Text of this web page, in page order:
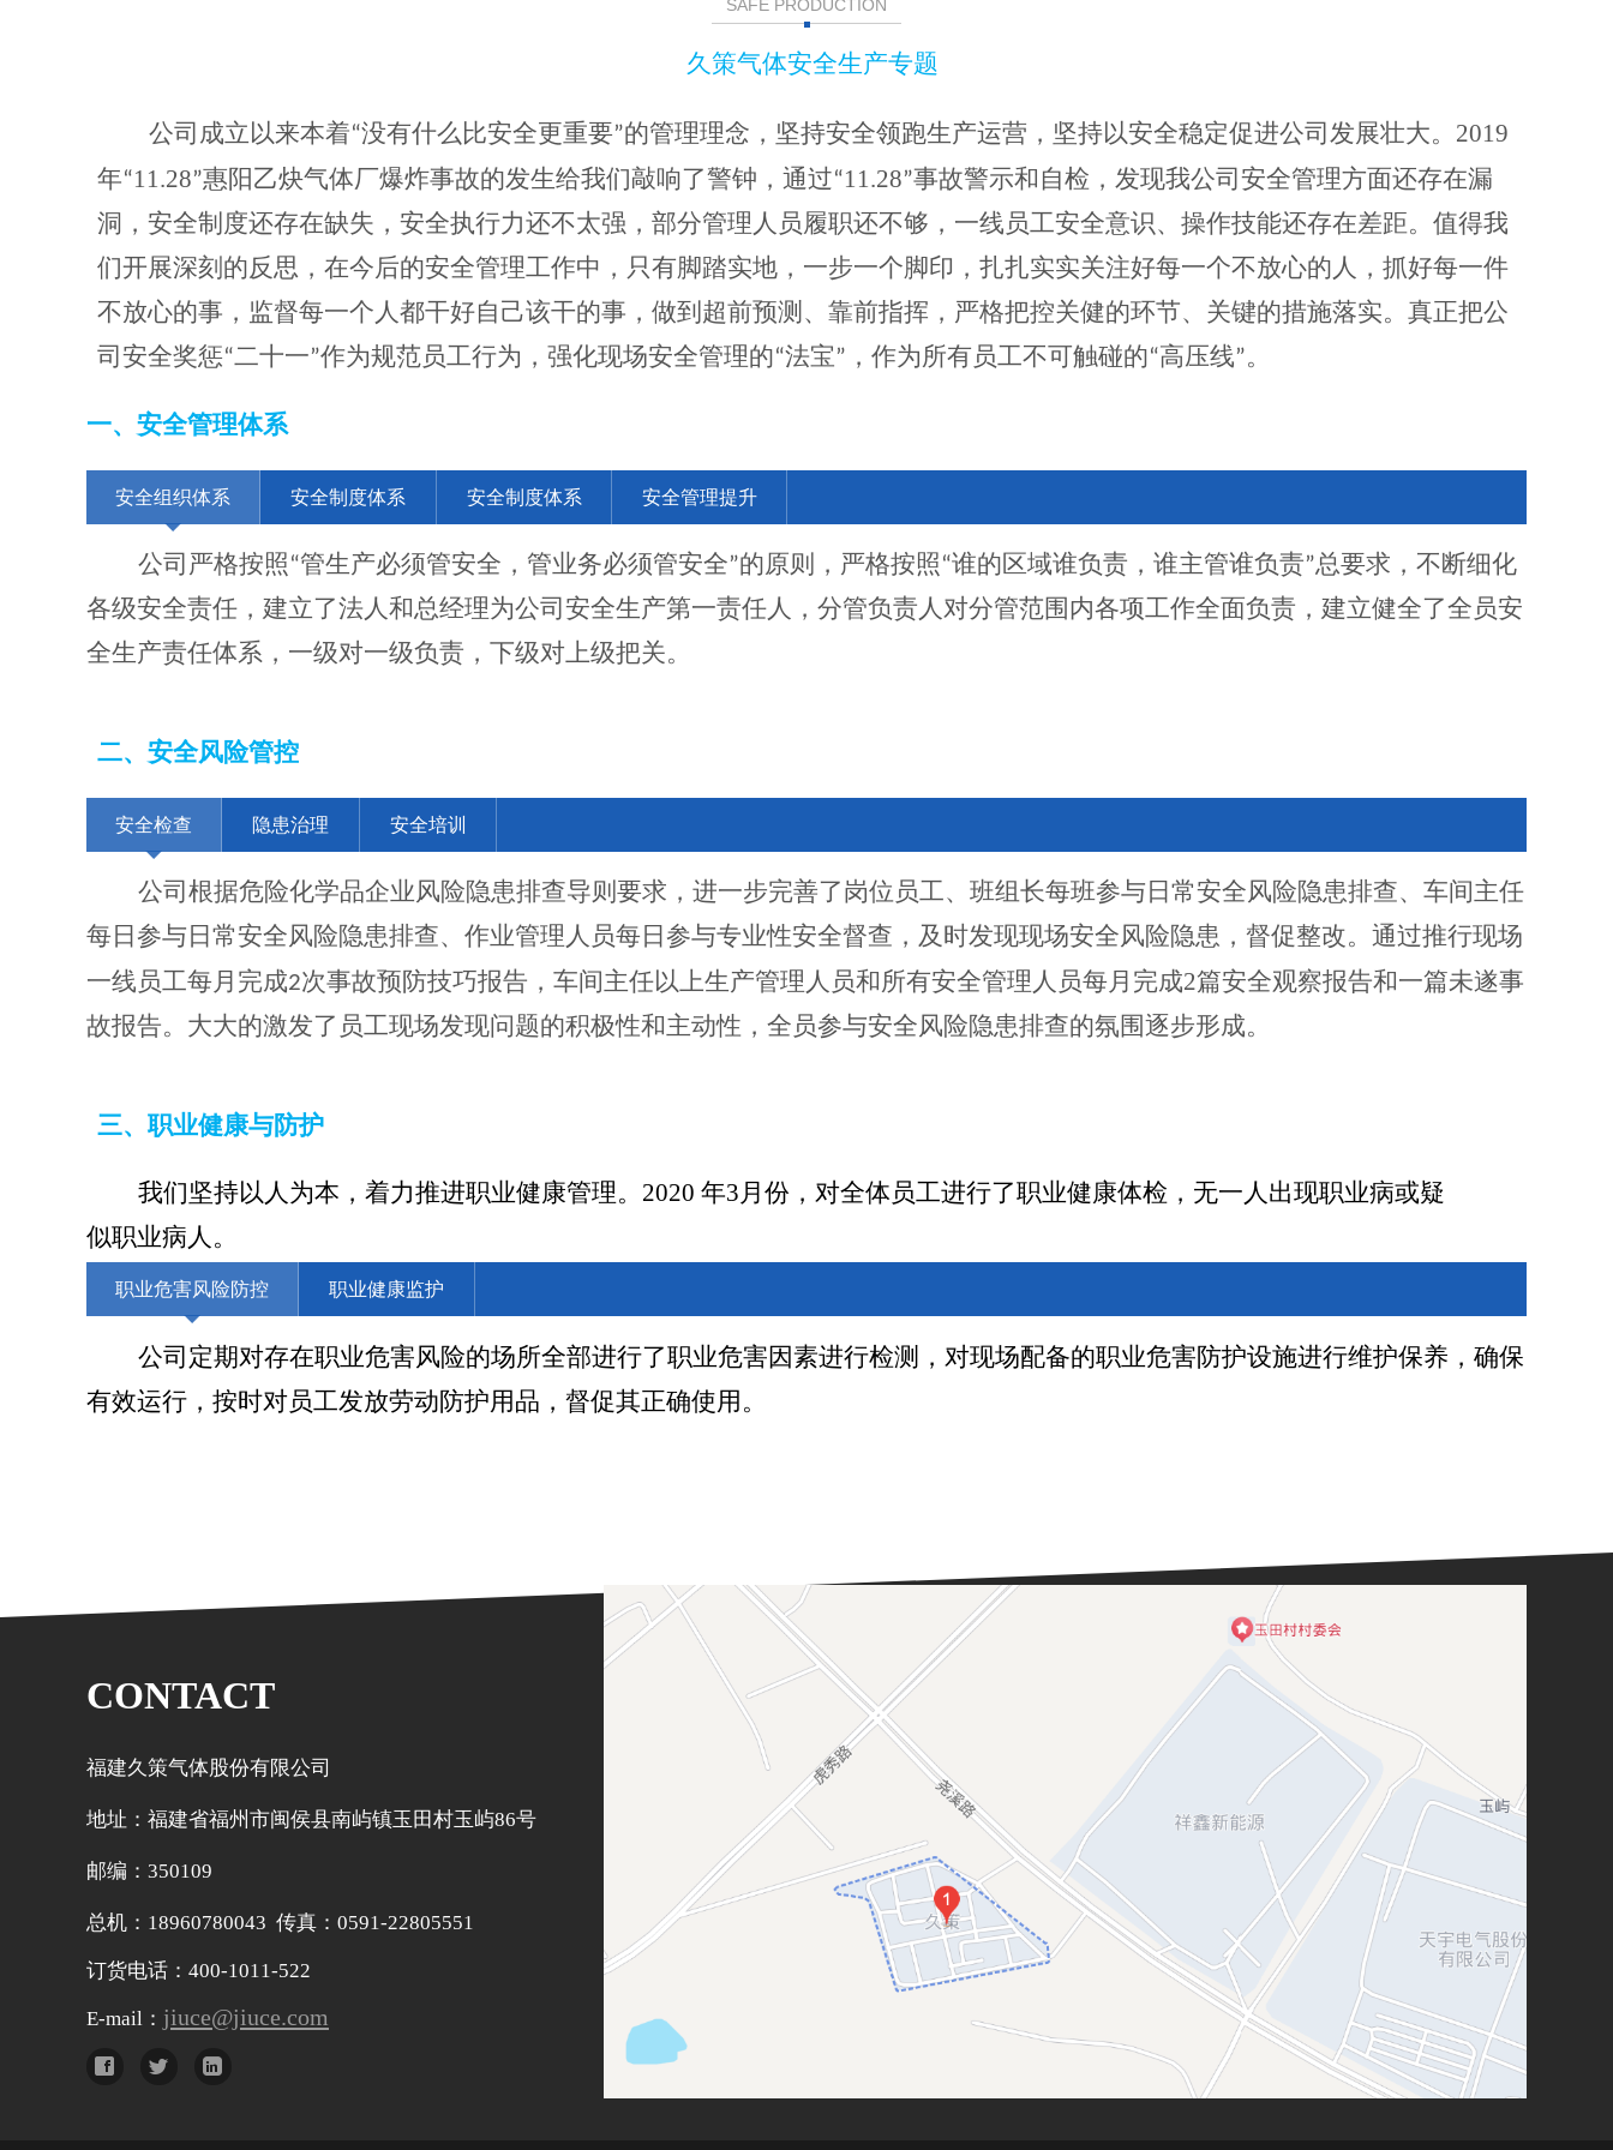
SAFE PRODUCTION
久策气体安全生产专题
公司成立以来本着“没有什么比安全更重要”的管理理念，坚持安全领跑生产运营，坚持以安全稳定促进公司发展壮大。 2019
年“11.28”惠阳乙炔气体厂爆炸事故的发生给我们敲响了警钟，通过“11.28”事故警示和自检，发现我公司安全管理方面还存在漏
洞，安全制度还存在缺失，安全执行力还不太强，部分管理人员履职还不够，一线员工安全意识、操作技能还存在差距。值得我
们开展深刻的反思，在今后的安全管理工作中，只有脚踏实地，一步一个脚印，扎扎实实关注好每一个不放心的人，抓好每一件
不放心的事，监督每一个人都干好自己该干的事，做到超前预测、靠前指挥，严格把控关健的环节、关键的措施落实。真正把公
司安全奖惩“二十一”作为规范员工行为，强化现场安全管理的“法宝”，作为所有员工不可触碰的“高压线”。
一、 安全管理体系
安全组织体系 安全制度体系 安全制度体系 安全管理提升
公司严格按照“管生产必须管安全，管业务必须管安全”的原则，严格按照“谁的区域谁负责，谁主管谁负责”总要求，不断细化
各级安全责任，建立了法人和总经理为公司安全生产第一责任人，分管负责人对分管范围内各项工作全面负责，建立健全了全员安
全生产责任体系，一级对一级负责，下级对上级把关。
二、 安全风险管控
安全检查 隐患治理 安全培训
公司根据危险化学品企业风险隐患排查导则要求，进一步完善了岗位员工、班组长每班参与日常安全风险隐患排查、车间主任
每日参与日常安全风险隐患排查、作业管理人员每日参与专业性安全督查，及时发现现场安全风险隐患，督促整改。通过推行现场
一线员工每月完成2次事故预防技巧报告，车间主任以上生产管理人员和所有安全管理人员每月完成2篇安全观察报告和一篇未遂事
故报告。大大的激发了员工现场发现问题的积极性和主动性，全员参与安全风险隐患排查的氛围逐步形成。
三、职业健康与防护
我们坚持以人为本，着力推进职业健康管理。 2020 年3月份 ， 对全体员工进行了职业健康体检，无一人出现职业病或疑
似职业病人。
职业危害风险防控 职业健康监护
公司定期对存在职业危害风险的场所全部进行了职业危害因素进行检测，对现场配备的职业危害防护设施进行维护保养，确保
有效运行，按时对员工发放劳动防护用品，督促其正确使用。
CONTACT
福建久策气体股份有限公司
地址：福建省福州市闽侯县南屿镇玉田村玉屿86号
邮编：350109
总机：18960780043 传真：0591-22805551
订货电话：400-1011-522
E-mail： jiuce@jiuce.com